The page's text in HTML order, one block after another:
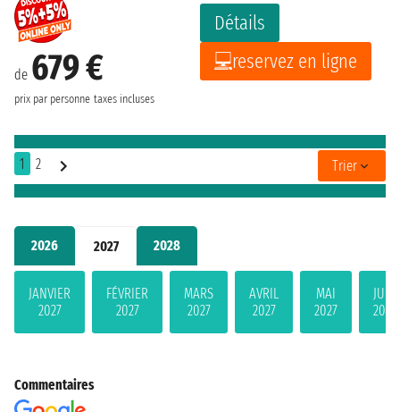
2026 2027 2028
JANVIER
2027
FÉVRIER
2027
MARS
2027
AVRIL
2027
MAI
2027
JUIN
2027
de 679 €
prix par personne taxes incluses
Détails
reservez en ligne
1 2 Trier
Commentaires